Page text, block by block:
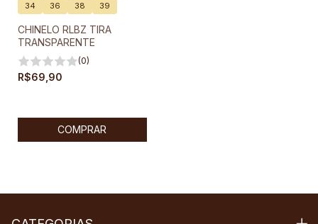
34 36 38 39
CHINELO RLBZ TIRA
TRANSPARENTE
(0)
R$69,90
COMPRAR